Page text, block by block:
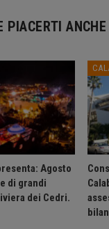
PIACERTI ANCHE
Agosto
di grandi
dei Cedri.